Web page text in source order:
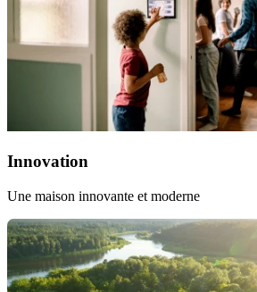
Innovation
Une maison innovante et moderne